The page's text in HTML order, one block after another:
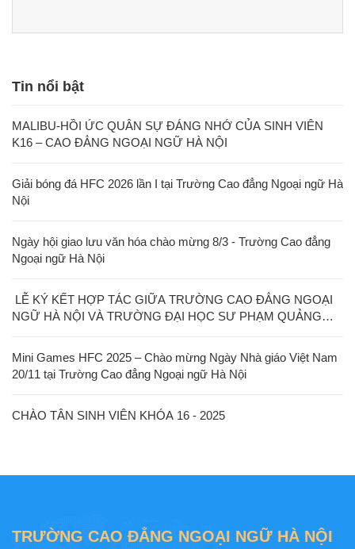
Tin nổi bật
MALIBU-HỒI ỨC QUÂN SỰ ĐÁNG NHỚ CỦA SINH VIÊN
K16 – CAO ĐẲNG NGOẠI NGỮ HÀ NỘI
Giải bóng đá HFC 2026 lần I tại Trường Cao đẳng Ngoại ngữ Hà
Nội
Ngày hội giao lưu văn hóa chào mừng 8/3 - Trường Cao đẳng
Ngoại ngữ Hà Nội
LỄ KÝ KẾT HỢP TÁC GIỮA TRƯỜNG CAO ĐẲNG NGOẠI
NGỮ HÀ NỘI VÀ TRƯỜNG ĐẠI HỌC SƯ PHẠM QUẢNG
Mini Games HFC 2025 – Chào mừng Ngày Nhà giáo Việt Nam
20/11 tại Trường Cao đẳng Ngoại ngữ Hà Nội
CHÀO TÂN SINH VIÊN KHÓA 16 - 2025
TRƯỜNG CAO ĐẲNG NGOẠI NGỮ HÀ NỘI